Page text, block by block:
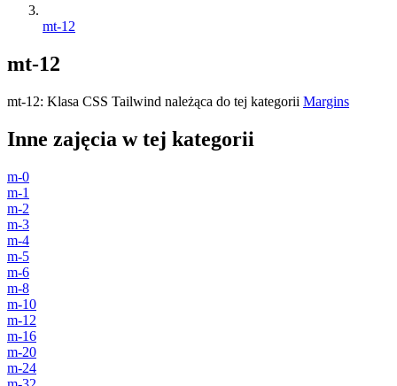
mt-12
mt-12
mt-12: Klasa CSS Tailwind należąca do tej kategorii Margins
Inne zajęcia w tej kategorii
m-0
m-1
m-2
m-3
m-4
m-5
m-6
m-8
m-10
m-12
m-16
m-20
m-24